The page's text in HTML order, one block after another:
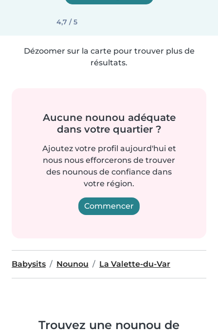
4,7 / 5
Dézoomer sur la carte pour trouver plus de
résultats.
Aucune nounou adéquate
dans votre quartier ?
Ajoutez votre profil aujourd'hui et
nous nous efforcerons de trouver
des nounous de confiance dans
votre région.
Commencer
Babysits Nounou La Valette-du-Var
Trouvez une nounou de